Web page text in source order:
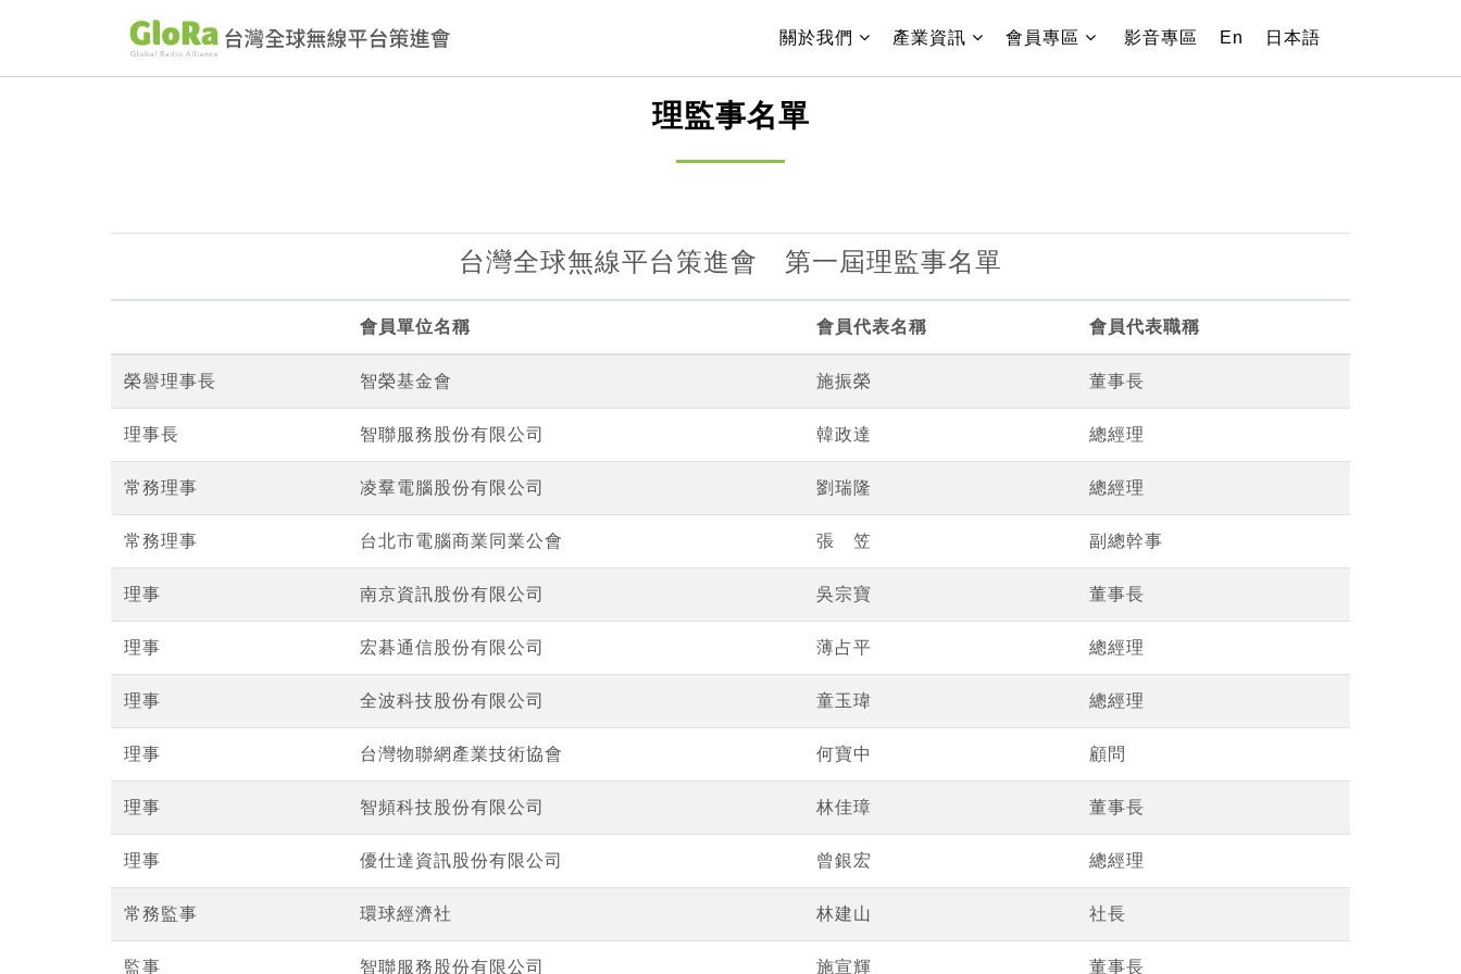
關於我們 (current)
產業資訊 (current)
會員專區 影音專區 En 日本語
理監事名單
台灣全球無線平台策進會 第一屆理監事名單
會員單位名稱 會員代表名稱 會員代表職稱
榮譽理事長 智榮基金會 施振榮 董事長
理事長 智聯服務股份有限公司 韓政達 總經理
常務理事 凌羣電腦股份有限公司 劉瑞隆 總經理
常務理事 台北市電腦商業同業公會 張 笠 副總幹事
理事 南京資訊股份有限公司 吳宗寶 董事長
理事 宏碁通信股份有限公司 薄占平 總經理
理事 全波科技股份有限公司 童玉瑋 總經理
理事 台灣物聯網產業技術協會 何寶中 顧問
理事 智頻科技股份有限公司 林佳璋 董事長
理事 優仕達資訊股份有限公司 曾銀宏 總經理
常務監事 環球經濟社 林建山 社長
監事 智聯服務股份有限公司 施宣輝 董事長